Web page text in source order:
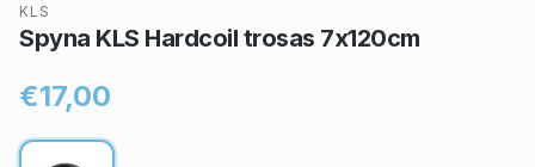
KLS
Spyna KLS Hardcoil trosas 7x120cm
€17,00